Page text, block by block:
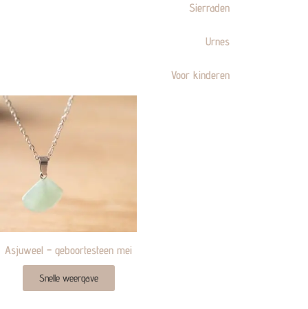
Sierraden
Urnes
Voor kinderen
Asjuweel – geboortesteen mei
Snelle weergave